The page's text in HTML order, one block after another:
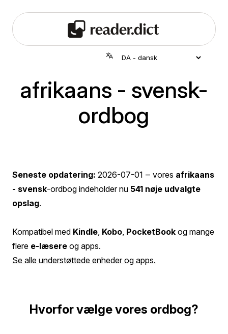
afrikaans - svensk-
ordbog
Seneste opdatering: 2026-07-01 ‒ vores afrikaans
- svensk-ordbog indeholder nu 541 nøje udvalgte
opslag.
Kompatibel med Kindle Kobo PocketBook og mange
flere e-læsere og apps.
Se alle understøttede enheder og apps.
Hvorfor vælge vores ordbog?